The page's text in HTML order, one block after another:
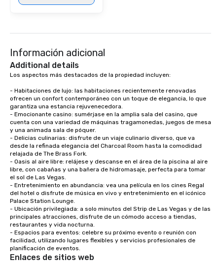
Información adicional
Additional details
Los aspectos más destacados de la propiedad incluyen:
- Habitaciones de lujo: las habitaciones recientemente renovadas
ofrecen un confort contemporáneo con un toque de elegancia, lo que
garantiza una estancia rejuvenecedora.
- Emocionante casino: sumérjase en la amplia sala del casino, que
cuenta con una variedad de máquinas tragamonedas, juegos de mesa
y una animada sala de póquer.
- Delicias culinarias: disfrute de un viaje culinario diverso, que va
desde la refinada elegancia del Charcoal Room hasta la comodidad
relajada de The Brass Fork.
- Oasis al aire libre: relájese y descanse en el área de la piscina al aire
libre, con cabañas y una bañera de hidromasaje, perfecta para tomar
el sol de Las Vegas.
- Entretenimiento en abundancia: vea una película en los cines Regal
del hotel o disfrute de música en vivo y entretenimiento en el icónico
Palace Station Lounge.
- Ubicación privilegiada: a solo minutos del Strip de Las Vegas y de las
principales atracciones, disfrute de un cómodo acceso a tiendas,
restaurantes y vida nocturna.
- Espacios para eventos: celebre su próximo evento o reunión con
facilidad, utilizando lugares flexibles y servicios profesionales de
planificación de eventos.
Enlaces de sitios web